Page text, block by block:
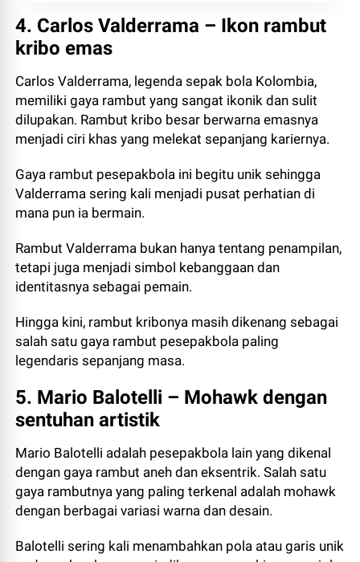
4. Carlos Valderrama – Ikon rambut
kribo emas
Carlos Valderrama, legenda sepak bola Kolombia,
memiliki gaya rambut yang sangat ikonik dan sulit
dilupakan. Rambut kribo besar berwarna emasnya
menjadi ciri khas yang melekat sepanjang kariernya.
Gaya rambut pesepakbola ini begitu unik sehingga
Valderrama sering kali menjadi pusat perhatian di
mana pun ia bermain.
Rambut Valderrama bukan hanya tentang penampilan,
tetapi juga menjadi simbol kebanggaan dan
identitasnya sebagai pemain.
Hingga kini, rambut kribonya masih dikenang sebagai
salah satu gaya rambut pesepakbola paling
legendaris sepanjang masa.
5. Mario Balotelli – Mohawk dengan
sentuhan artistik
Mario Balotelli adalah pesepakbola lain yang dikenal
dengan gaya rambut aneh dan eksentrik. Salah satu
gaya rambutnya yang paling terkenal adalah mohawk
dengan berbagai variasi warna dan desain.
Balotelli sering kali menambahkan pola atau garis unik